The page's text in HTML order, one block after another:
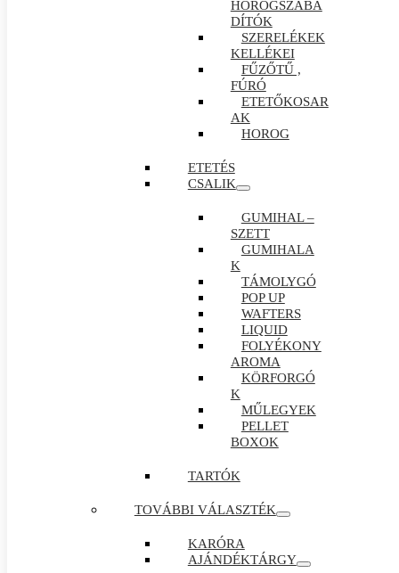
HOROGSZABA
DÍTÓK
SZERELÉKEK
KELLÉKEI
FŰZŐTŰ ,
FÚRÓ
ETETŐKOSAR
AK
HOROG
ETETÉS
CSALIK
GUMIHAL –
SZETT
GUMIHALA
K
TÁMOLYGÓ
POP UP
WAFTERS
LIQUID
FOLYÉKONY
AROMA
KÖRFORGÓ
K
MŰLEGYEK
PELLET
BOXOK
TARTÓK
TOVÁBBI VÁLASZTÉK
KARÓRA
AJÁNDÉKTÁRGY